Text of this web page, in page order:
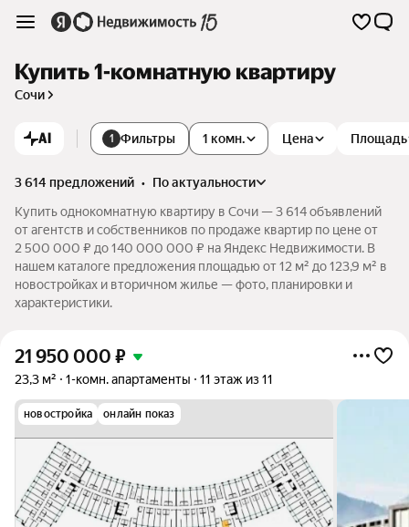
Купить 1-комнатную квартиру
Сочи
AI 1 Фильтры 1 комн. Цена Площадь
3 614 предложений •
по актуальности
Купить однокомнатную квартиру в Сочи — 3 614 объявлений
от агентств и собственников по продаже квартир по цене от
2 500 000 ₽ до 140 000 000 ₽ на Яндекс Недвижимости. В
нашем каталоге предложения площадью от 12 м² до 123,9 м² в
новостройках и вторичном жилье — фото, планировки и
характеристики.
21 950 000 ₽
23,3 м² 1-комн. апартаменты 11 этаж из 11
новостройка онлайн показ